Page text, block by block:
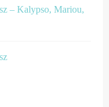
– Kalypso, Mariou,